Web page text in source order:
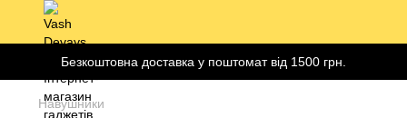
Безкоштовна доставка у поштомат від 1500 грн.
Навушники